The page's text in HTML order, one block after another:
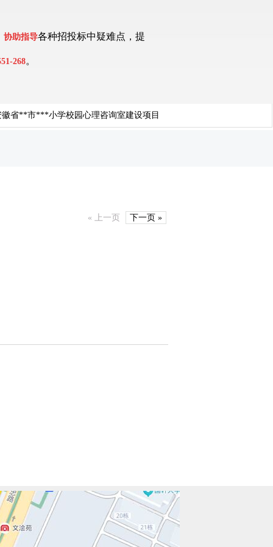
协助指导各种招投标中疑难点，提
268。
省**市***小学校园心理咨询室建设项目
« 上一页 下一页 »